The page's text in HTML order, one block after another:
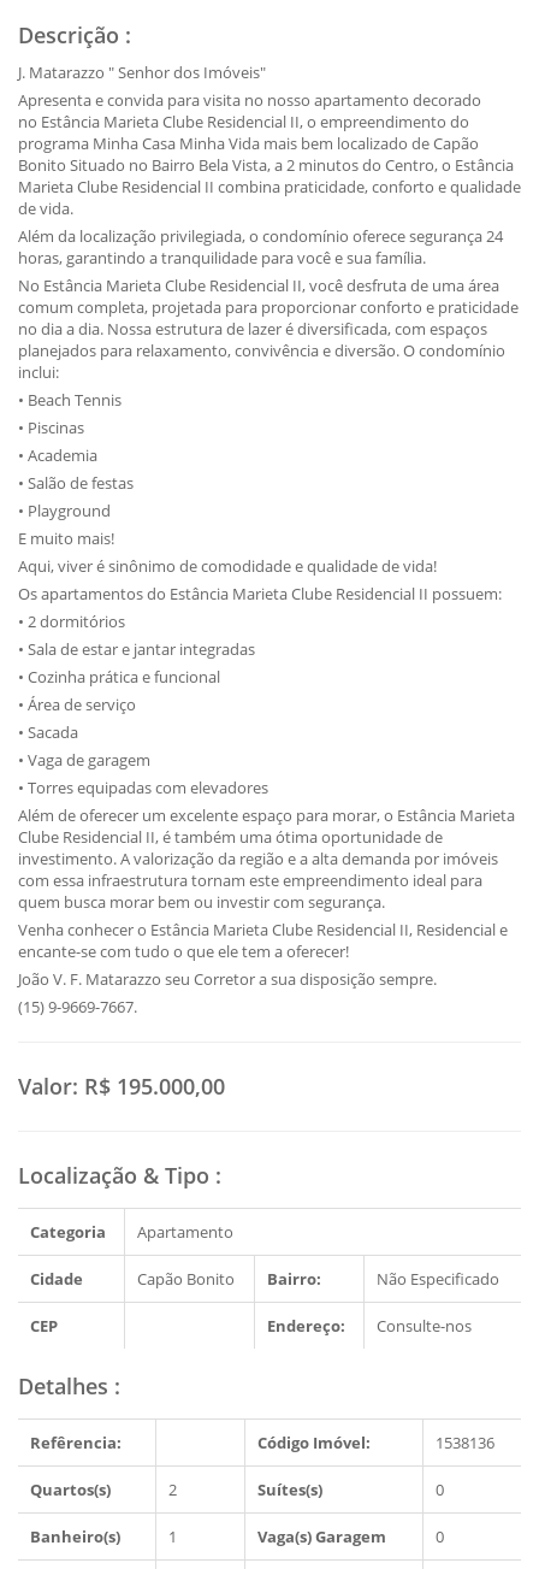
Descrição :
J. Matarazzo " Senhor dos Imóveis"
Apresenta e convida para visita no nosso apartamento decorado
no Estância Marieta Clube Residencial II, o empreendimento do
programa Minha Casa Minha Vida mais bem localizado de Capão
Bonito Situado no Bairro Bela Vista, a 2 minutos do Centro, o Estância
Marieta Clube Residencial II combina praticidade, conforto e qualidade
de vida.
Além da localização privilegiada, o condomínio oferece segurança 24
horas, garantindo a tranquilidade para você e sua família.
No Estância Marieta Clube Residencial II, você desfruta de uma área
comum completa, projetada para proporcionar conforto e praticidade
no dia a dia. Nossa estrutura de lazer é diversificada, com espaços
planejados para relaxamento, convivência e diversão. O condomínio
inclui:
• Beach Tennis
• Piscinas
• Academia
• Salão de festas
• Playground
E muito mais!
Aqui, viver é sinônimo de comodidade e qualidade de vida!
Os apartamentos do Estância Marieta Clube Residencial II possuem:
• 2 dormitórios
• Sala de estar e jantar integradas
• Cozinha prática e funcional
• Área de serviço
• Sacada
• Vaga de garagem
• Torres equipadas com elevadores
Além de oferecer um excelente espaço para morar, o Estância Marieta
Clube Residencial II, é também uma ótima oportunidade de
investimento. A valorização da região e a alta demanda por imóveis
com essa infraestrutura tornam este empreendimento ideal para
quem busca morar bem ou investir com segurança.
Venha conhecer o Estância Marieta Clube Residencial II, Residencial e
encante-se com tudo o que ele tem a oferecer!
João V. F. Matarazzo seu Corretor a sua disposição sempre.
(15) 9-9669-7667.
Valor: R$ 195.000,00
Localização & Tipo :
Categoria Apartamento
Cidade Capão Bonito Bairro: Não Especificado
CEP Endereço: Consulte-nos
Detalhes :
Refêrencia: Código Imóvel: 1538136
Quartos(s) 2 Suítes(s) 0
Banheiro(s) 1 Vaga(s) Garagem 0